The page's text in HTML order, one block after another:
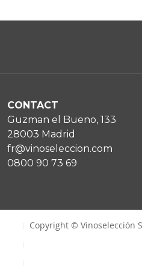
CONTACT
Guzman el Bueno, 133
28003 Madrid
fr@vinoseleccion.com
0800 90 73 69
Copyright © Vinoselección